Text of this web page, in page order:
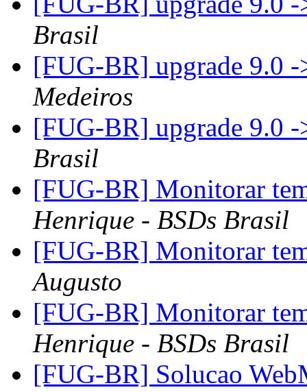
Brasil
[FUG-BR] upgrade 9.0
Medeiros
[FUG-BR] upgrade 9.0
Brasil
[FUG-BR] Monitorar
Henrique - BSDs Brasil
[FUG-BR] Monitorar
Augusto
[FUG-BR] Monitorar
Henrique - BSDs Brasil
[FUG-BR] Solucao